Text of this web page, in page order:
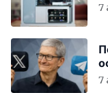
7
7